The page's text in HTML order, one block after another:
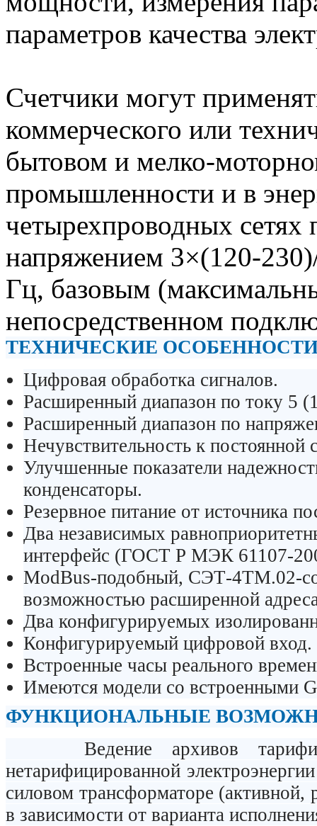
параметров качества
Счетчики могут
коммерческого или
бытовом и мелко-
промышленности и в
четырехпроводных сетях
напряжением 3×(120-
Гц, базовым
непосредственном
ТЕХНИЧЕСКИЕ
Цифровая обработка сигналов.
Расширенный диапазон по току 5
Расширенный диапазон по
Нечувствительность к
Улучшенные показатели
конденсаторы.
Резервное питание от источника
Два независимых
интерфейс (ГОСТ Р МЭК 61107-
ModBus-подобный, СЭТ-4ТМ.02-
возможностью расширенной
Два конфигурируемых
Конфигурируемый цифровой вход.
Встроенные часы реального
Имеются модели со встроенными
ФУНКЦИОНАЛЬНЫЕ
Ведение архивов
нетарифицированной
силовом трансформаторе (активной,
в зависимости от варианта